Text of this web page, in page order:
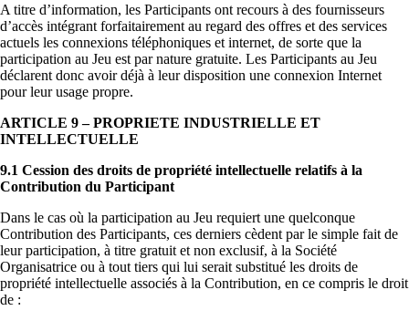
A titre d’information, les Participants ont recours à des fournisseurs
d’accès intégrant forfaitairement au regard des offres et des services
actuels les connexions téléphoniques et internet, de sorte que la
participation au Jeu est par nature gratuite. Les Participants au Jeu
déclarent donc avoir déjà à leur disposition une connexion Internet
pour leur usage propre.
ARTICLE 9 – PROPRIETE INDUSTRIELLE ET
INTELLECTUELLE
9.1 Cession des droits de propriété intellectuelle relatifs à la
Contribution du Participant
Dans le cas où la participation au Jeu requiert une quelconque
Contribution des Participants, ces derniers cèdent par le simple fait de
leur participation, à titre gratuit et non exclusif, à la Société
Organisatrice ou à tout tiers qui lui serait substitué les droits de
propriété intellectuelle associés à la Contribution, en ce compris le droit
de :